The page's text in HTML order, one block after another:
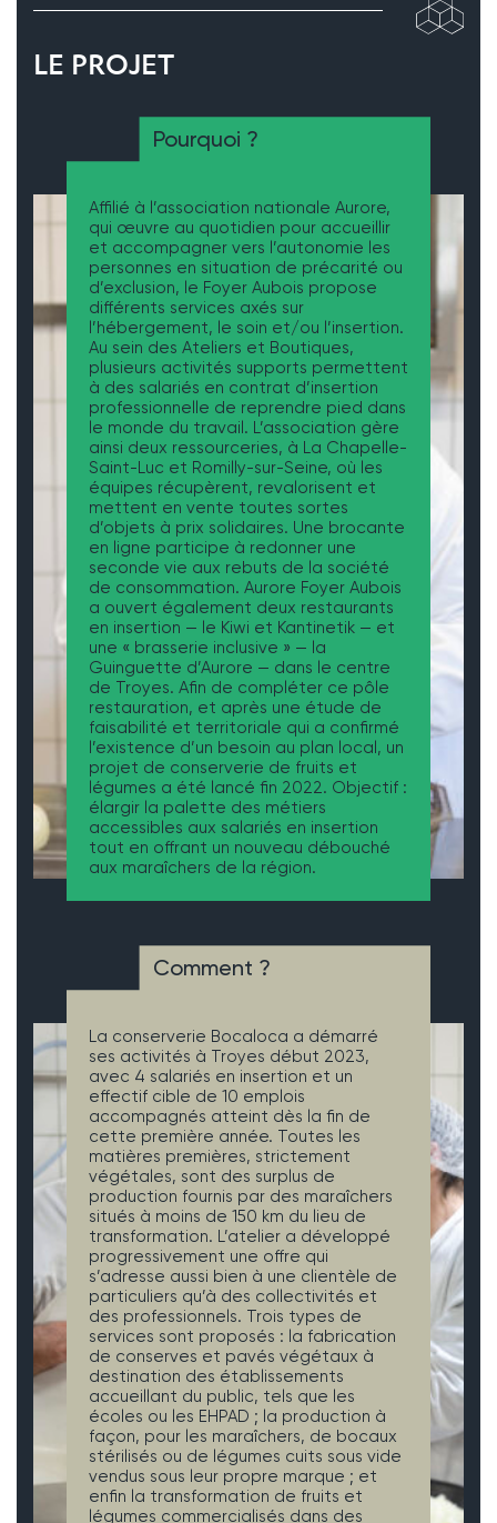
LE PROJET
Pourquoi ?
Affilié à l’association nationale Aurore,
qui œuvre au quotidien pour accueillir
et accompagner vers l’autonomie les
personnes en situation de précarité ou
d’exclusion, le Foyer Aubois propose
différents services axés sur
l’hébergement, le soin et/ou l’insertion.
Au sein des Ateliers et Boutiques,
plusieurs activités supports permettent
à des salariés en contrat d’insertion
professionnelle de reprendre pied dans
le monde du travail. L’association gère
ainsi deux ressourceries, à La Chapelle-
Saint-Luc et Romilly-sur-Seine, où les
équipes récupèrent, revalorisent et
mettent en vente toutes sortes
d’objets à prix solidaires. Une brocante
en ligne participe à redonner une
seconde vie aux rebuts de la société
de consommation. Aurore Foyer Aubois
a ouvert également deux restaurants
en insertion — le Kiwi et Kantinetik — et
une « brasserie inclusive » — la
Guinguette d’Aurore — dans le centre
de Troyes. Afin de compléter ce pôle
restauration, et après une étude de
faisabilité et territoriale qui a confirmé
l’existence d’un besoin au plan local, un
projet de conserverie de fruits et
légumes a été lancé fin 2022. Objectif :
élargir la palette des métiers
accessibles aux salariés en insertion
tout en offrant un nouveau débouché
aux maraîchers de la région.
Comment ?
La conserverie Bocaloca a démarré
ses activités à Troyes début 2023,
avec 4 salariés en insertion et un
effectif cible de 10 emplois
accompagnés atteint dès la fin de
cette première année. Toutes les
matières premières, strictement
végétales, sont des surplus de
production fournis par des maraîchers
situés à moins de 150 km du lieu de
transformation. L’atelier a développé
progressivement une offre qui
s’adresse aussi bien à une clientèle de
particuliers qu’à des collectivités et
des professionnels. Trois types de
services sont proposés : la fabrication
de conserves et pavés végétaux à
destination des établissements
accueillant du public, tels que les
écoles ou les EHPAD ; la production à
façon, pour les maraîchers, de bocaux
stérilisés ou de légumes cuits sous vide
vendus sous leur propre marque ; et
enfin la transformation de fruits et
légumes commercialisés dans des